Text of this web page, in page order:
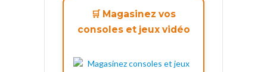
🛒 Magasinez vos
consoles et jeux vidéo